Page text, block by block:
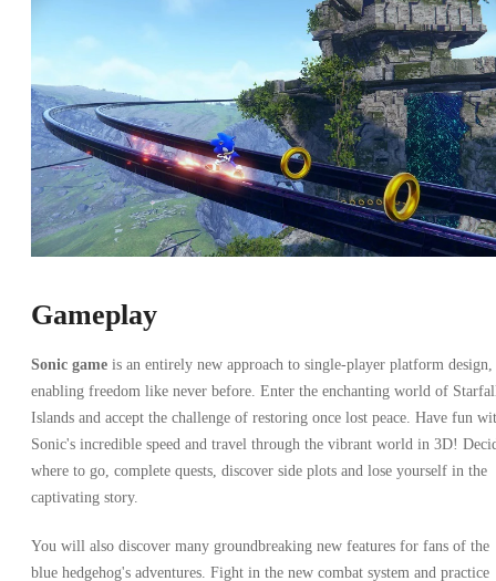
Gameplay
Sonic game is an entirely new approach to single-player platform design,
enabling freedom like never before. Enter the enchanting world of
Islands and accept the challenge of restoring once lost peace. Have fun
Sonic's incredible speed and travel through the vibrant world in 3D!
where to go, complete quests, discover side plots and lose yourself in the
captivating story.
You will also discover many groundbreaking new features for fans of the
blue hedgehog's adventures. Fight in the new combat system and practice